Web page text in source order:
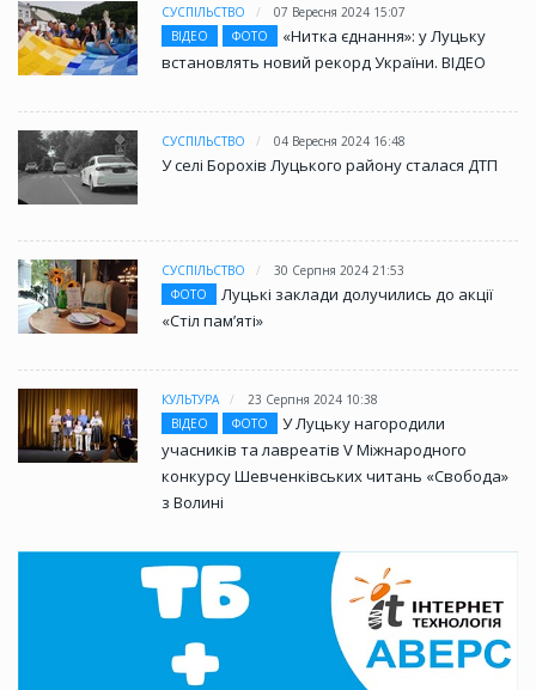
СУСПІЛЬСТВО
07 Вересня 2024 15:07
ВІДЕО
ФОТО
«Нитка єднання»: у Луцьку
встановлять новий рекорд України. ВІДЕО
СУСПІЛЬСТВО 04 Вересня 2024 16:48
У селі Борохів Луцького району сталася ДТП
СУСПІЛЬСТВО
30 Серпня 2024 21:53
ФОТО
Луцькі заклади долучились до акції
«Стіл памʼяті»
КУЛЬТУРА
23 Серпня 2024 10:38
ВІДЕО
ФОТО
У Луцьку нагородили
учасників та лавреатів V Міжнародного
конкурсу Шевченківських читань «Свобода»
з Волині